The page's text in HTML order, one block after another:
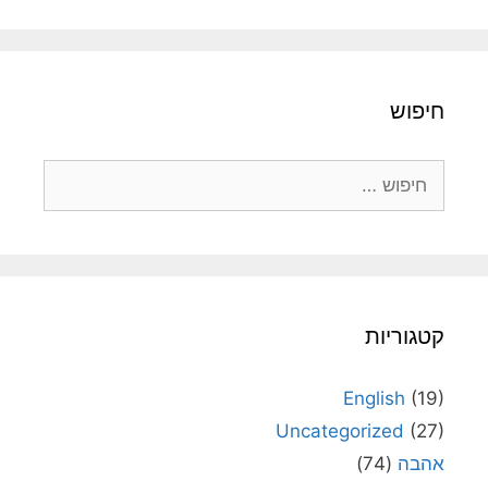
חיפוש
קטגוריות
English (19)
Uncategorized (27)
אהבה (74)